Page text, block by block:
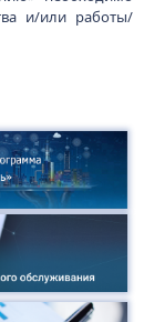
и/или работы/